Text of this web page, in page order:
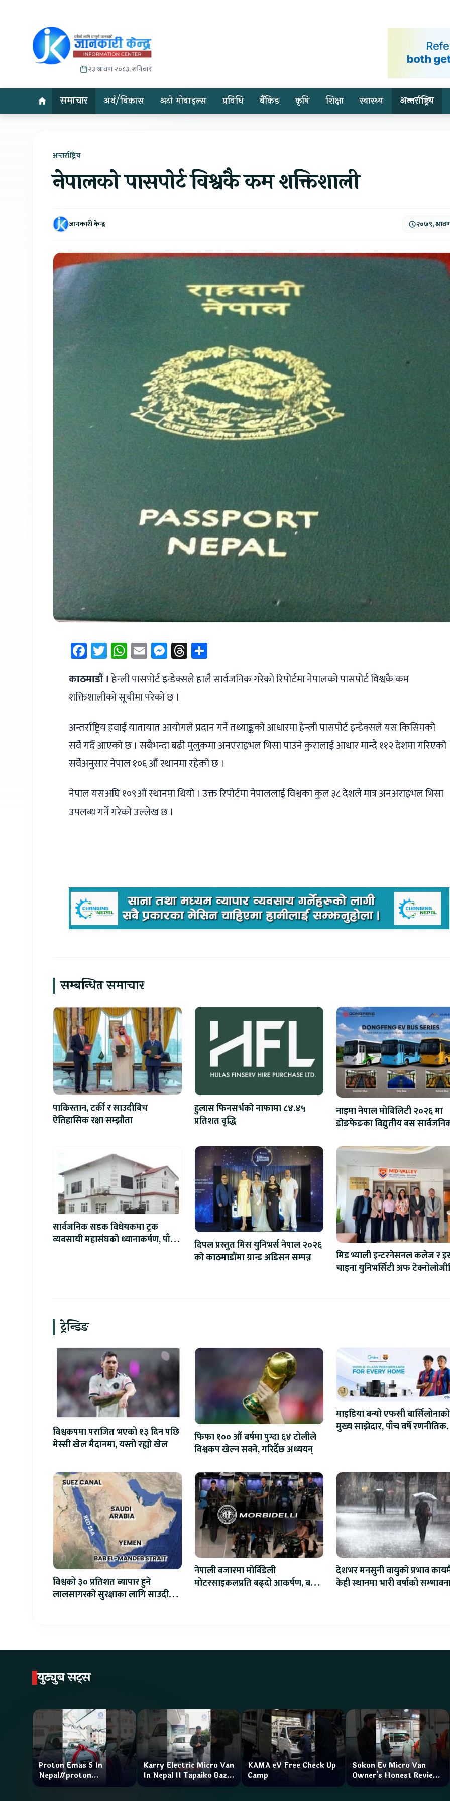
२३ श्रावण २०८३, शनिबार
समाचार अर्थ/विकास अटो मोवाइल्स प्रविधि बैंकिङ कृषि शिक्षा स्वास्थ्य अन्तर्राष्ट्रिय
अन्तर्राष्ट्रिय
नेपालको पासपोर्ट विश्वकै कम शक्तिशाली
जानकारी केन्द्र २०७९,
Facebook
Twitter
WhatsApp
EmailMessenger
Threads
काठमाडौं ।हेन्ली पासपोर्ट इन्डेक्सले हालै सार्वजनिक गरेको रिपोर्टमा नेपालको पासपोर्ट विश्वकै कम
शक्तिशालीको सूचीमा परेको छ ।
अन्तर्राष्ट्रिय हवाई यातायात आयोगले प्रदान गर्ने तथ्याङ्कको आधारमा हेन्ली पासपोर्ट इन्डेक्सले यस किसिमको
सर्वे गर्दै आएको छ । सबैभन्दा बढी मुलुकमा अनएराइभल भिसा पाउने कुरालाई आधार मान्दै ११२ देशमा गरिएको
सर्वेअनुसार नेपाल १०६ औं स्थानमा रहेको छ ।
नेपाल यसअघि १०९औं स्थानमा थियो । उक्त रिपोर्टमा नेपाललाई विश्वका कुल ३८ देशले मात्र अनअराइभल भिसा
उपलब्ध गर्ने गरेको उल्लेख छ ।
सम्बन्धित समाचार
पाकिस्तान, टर्की र साउदीबिच
ऐतिहासिक रक्षा सम्झौता
हुलास फिनसर्भको नाफामा ८४.४५
प्रतिशत वृद्धि
नाइमा नेपाल मोबिलिटी २०२६ मा
डोङफेङका विद्युतीय बस
सार्वजनिक सडक विधेयकमा ट्रक
व्यवसायी महासंघको ध्यानाकर्षण, पाँच
दिपल प्रस्तुत मिस युनिभर्स नेपाल २०२६
को काठमाडौंमा ग्रान्ड अडिसन सम्पन्न
मिड भ्याली इन्टरनेसनल कलेज र
चाइना युनिभर्सिटी अफ
ट्रेन्डिङ
विश्वकपमा पराजित भएको १३ दिन पछि
मेस्सी खेल मैदानमा, यस्तो रह्यो खेल
फिफा १०० औं बर्षमा पुग्दा ६४ टोलीले
विश्वकप खेल्न सक्ने, गरिदैँछ अध्ययन्
माइडिया बन्यो एफसी बार्सिलोनाको
मुख्य साझेदार, पाँच वर्षे रणनीतिक
विश्वको ३० प्रतिशत ब्यापार हुने
लालसागरको सुरक्षाका लागि साउदीले
नेपाली बजारमा मोर्बिडेली
मोटरसाइकलप्रति बढ्दो आकर्षण, बल्क
देशभर मनसुनी वायुको प्रभाव
केही स्थानमा भारी वर्षाको
युट्युब सट्स
Proton Emas 5 In
Nepal#proton
#protonemas5#protonnepal#evcarnepal
Karry Electric Micro Van
In Nepal II Tapaiko Bazar
II Jankari Kendra
KAMA eV Free Check Up
Camp
Sokon Ev Micro Van
Owner's Honest Review
How is the service?